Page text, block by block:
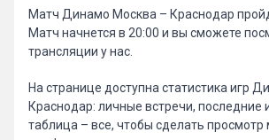
Матч Динамо Москва – Краснодар
Матч начнется в 20:00 и вы сможете
трансляции у нас.
На странице доступна статистика игр
Краснодар: личные встречи, последние
таблица – все, чтобы сделать просмотр